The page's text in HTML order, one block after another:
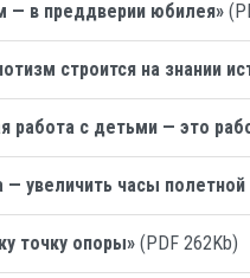
— в преддверии юбилея»
строится на знании
работа с детьми — это
увеличить часы полетной
точку опоры» (PDF 262Kb)